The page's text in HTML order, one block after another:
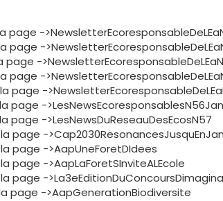
page -
la page -
page -
page -
page -
page -
page ->LesNewsDuReseauDesEcosN57
la page -
la page ->AapUneForetDIdees
page ->AapLaForetSInviteALEcole
la page -
la page ->AapGenerationBiodiversite